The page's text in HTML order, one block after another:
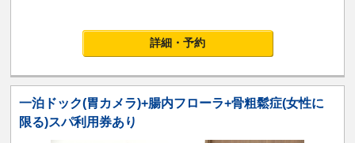
詳細・予約
一泊ドック(胃カメラ)+腸内フローラ+骨粗鬆症(女性に
限る)スパ利用券あり